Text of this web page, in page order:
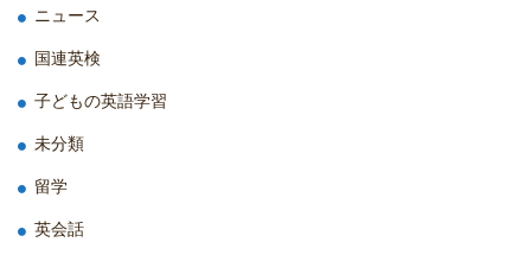
ニュース
国連英検
子どもの英語学習
未分類
留学
英会話